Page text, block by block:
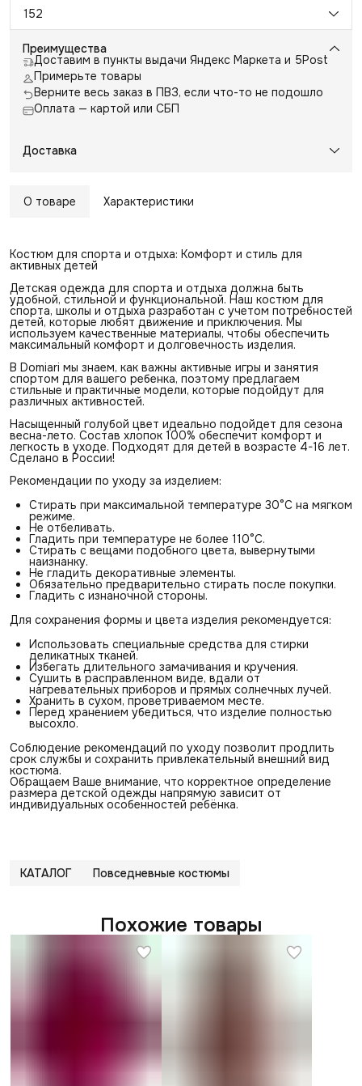
152
Преимущества
Доставим в пункты выдачи Яндекс Маркета и 5Post
Примерьте товары
Верните весь заказ в ПВЗ, если что-то не подошло
Оплата — картой или СБП
Доставка
О товаре Характеристики
Костюм для спорта и отдыха: Комфорт и стиль для
активных детей
Детская одежда для спорта и отдыха должна быть
удобной, стильной и функциональной. Наш костюм для
спорта, школы и отдыха разработан с учетом потребностей
детей, которые любят движение и приключения. Мы
используем качественные материалы, чтобы обеспечить
максимальный комфорт и долговечность изделия.
В Domiari мы знаем, как важны активные игры и занятия
спортом для вашего ребенка, поэтому предлагаем
стильные и практичные модели, которые подойдут для
различных активностей.
Насыщенный голубой цвет идеально подойдет для сезона
весна-лето. Состав хлопок 100% обеспечит комфорт и
легкость в уходе. Подходят для детей в возрасте 4-16 лет.
Сделано в России!
Рекомендации по уходу за изделием:
Стирать при максимальной температуре 30°С на мягком
режиме.
Не отбеливать.
Гладить при температуре не более 110°С.
Стирать с вещами подобного цвета, вывернутыми
наизнанку.
Не гладить декоративные элементы.
Обязательно предварительно стирать после покупки.
Гладить с изнаночной стороны.
Для сохранения формы и цвета изделия рекомендуется:
Использовать специальные средства для стирки
деликатных тканей.
Избегать длительного замачивания и кручения.
Сушить в расправленном виде, вдали от
нагревательных приборов и прямых солнечных лучей.
Хранить в сухом, проветриваемом месте.
Перед хранением убедиться, что изделие полностью
высохло.
Соблюдение рекомендаций по уходу позволит продлить
срок службы и сохранить привлекательный внешний вид
костюма.
Обращаем Ваше внимание, что корректное определение
размера детской одежды напрямую зависит от
индивидуальных особенностей ребёнка.
КАТАЛОГ Повседневные костюмы
Похожие товары